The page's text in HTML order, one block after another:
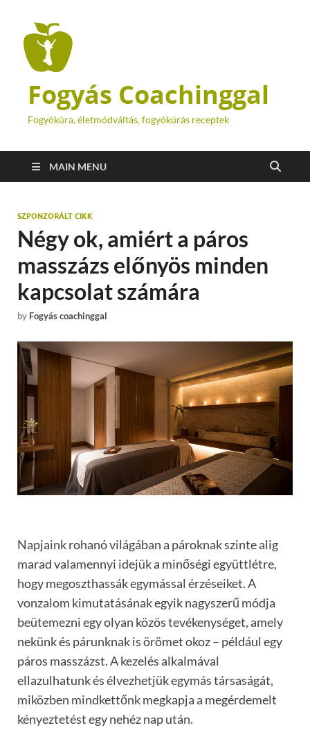
Fogyás Coachinggal
Fogyókúra, életmódváltás, fogyókúrás receptek
MAIN MENU
SZPONZORÁLT CIKK
Négy ok, amiért a páros
masszázs előnyös minden
kapcsolat számára
by Fogyás coachinggal
Napjaink rohanó világában a pároknak szinte alig
marad valamennyi idejük a minőségi együttlétre,
hogy megoszthassák egymással érzéseiket. A
vonzalom kimutatásának egyik nagyszerű módja
beütemezni egy olyan közös tevékenységet, amely
nekünk és párunknak is örömet okoz – például egy
páros masszázst. A kezelés alkalmával
ellazulhatunk és élvezhetjük egymás társaságát,
miközben mindkettőnk megkapja a megérdemelt
kényeztetést egy nehéz nap után.